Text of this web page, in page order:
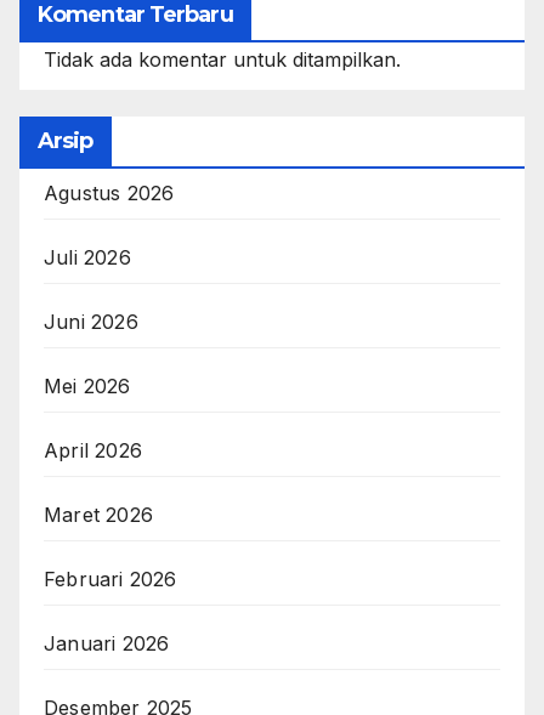
Komentar Terbaru
Tidak ada komentar untuk ditampilkan.
Arsip
Agustus 2026
Juli 2026
Juni 2026
Mei 2026
April 2026
Maret 2026
Februari 2026
Januari 2026
Desember 2025